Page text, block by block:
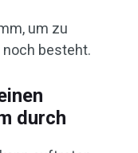
um zu
noch besteht.
durch